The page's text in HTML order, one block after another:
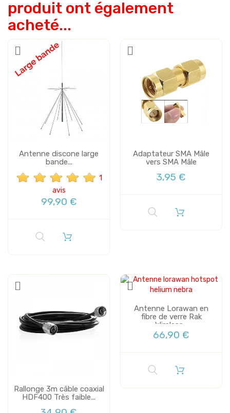
produit ont également
acheté...
Antenne discone large
bande...
1
avis
99,90 €
Adaptateur SMA Mâle
vers SMA Mâle
3,95 €
Rallonge 3m câble coaxial
HDF400 Très faible...
Antenne Lorawan en
fibre de verre Rak
Wireless...
66,90 €